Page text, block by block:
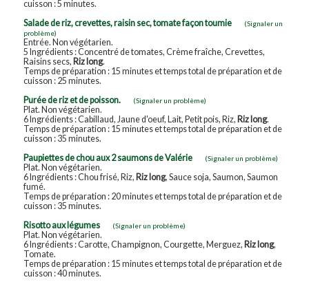
cuisson : 5 minutes.
Salade de riz, crevettes, raisin sec, tomate façon toumie
(Signaler un
problème)
Entrée. Non végétarien.
5 Ingrédients : Concentré de tomates, Crème fraîche, Crevettes,
Raisins secs, Riz long.
Temps de préparation : 15 minutes et temps total de préparation et de
cuisson : 25 minutes.
Purée de riz et de poisson.
(Signaler un problème)
Plat. Non végétarien.
6 Ingrédients : Cabillaud, Jaune d'oeuf, Lait, Petit pois, Riz, Riz long.
Temps de préparation : 15 minutes et temps total de préparation et de
cuisson : 35 minutes.
Paupiettes de chou aux 2 saumons de Valérie
(Signaler un problème)
Plat. Non végétarien.
6 Ingrédients : Chou frisé, Riz, Riz long, Sauce soja, Saumon, Saumon
fumé.
Temps de préparation : 20 minutes et temps total de préparation et de
cuisson : 35 minutes.
Risotto aux légumes
(Signaler un problème)
Plat. Non végétarien.
6 Ingrédients : Carotte, Champignon, Courgette, Merguez, Riz long,
Tomate.
Temps de préparation : 15 minutes et temps total de préparation et de
cuisson : 40 minutes.